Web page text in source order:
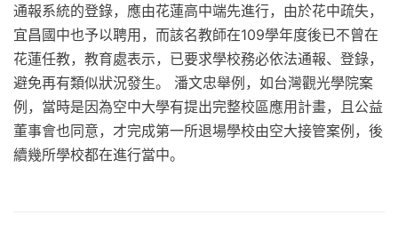
通報系統的登錄，應由花蓮高中端先進行，由於花中疏失，
宜昌國中也予以聘用，而該名教師在109學年度後已不曾在
花蓮任教，教育處表示，已要求學校務必依法通報、登錄，
避免再有類似狀況發生。 潘文忠舉例，如台灣觀光學院案
例，當時是因為空中大學有提出完整校區應用計畫，且公益
董事會也同意，才完成第一所退場學校由空大接管案例，後
續幾所學校都在進行當中。